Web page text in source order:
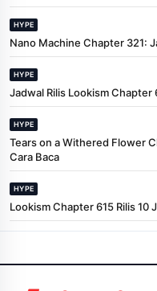
HYPE
Nano Machine Chapter 321:
HYPE
Jadwal Rilis Lookism Chapter
HYPE
Tears on a Withered Flower
Cara Baca
HYPE
Lookism Chapter 615 Rilis 10